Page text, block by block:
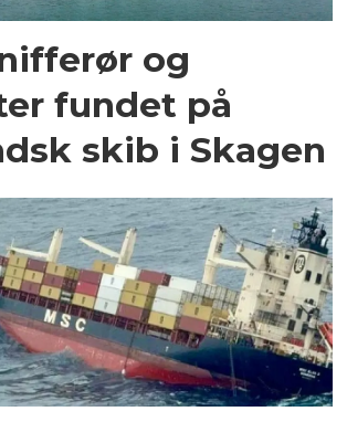
og
fundet på
skib i Skagen